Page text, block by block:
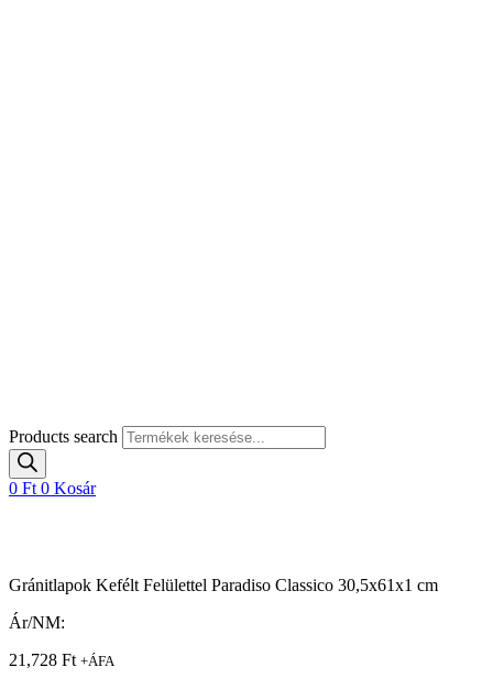
Products search
0 Ft 0 Kosár
Gránitlapok Kefélt Felülettel Paradiso Classico 30,5x61x1 cm
Ár/NM:
21,728 Ft +ÁFA